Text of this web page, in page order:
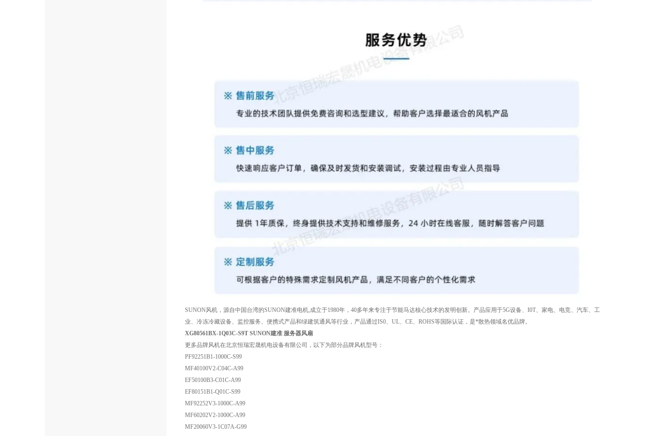
SUNON风机，源自中国台湾的SUNON建准电机,成立于1980年，40多年来专注于节能马达核心技术的发明创新。产品应用于5G设备、I0T、家电、电竞、汽车、工
业、冷冻冷藏设备、监控服务、便携式产品和绿建筑通风等行业，产品通过IS0、UL、CE、ROHS等国际认证，是*散热领域名优品牌。
XG80561BX-1Q03C-S9T SUNON建准 服务器风扇
更多品牌风机在北京恒瑞宏晟机电设备有限公司，以下为部分品牌风机型号：
PF92251B1-1000C-S99
MF40100V2-C04C-A99
EF50100B3-C01C-A99
EF80151B1-Q01C-S99
MF92252V3-1000C-A99
MF60202V2-1000C-A99
MF20060V3-1C07A-G99